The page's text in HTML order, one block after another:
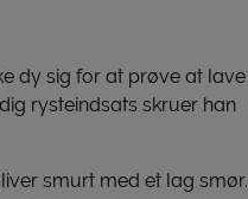
dy sig for at prøve at lave
rysteindsats skruer han
smurt med et lag smør.